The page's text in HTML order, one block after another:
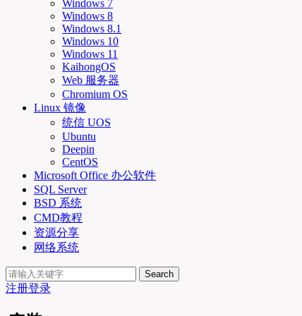
Windows 7
Windows 8
Windows 8.1
Windows 10
Windows 11
KaihongOS
Web 服务器
Chromium OS
Linux 镜像
统信 UOS
Ubuntu
Deepin
CentOS
Microsoft Office 办公软件
SQL Server
BSD 系统
CMD教程
资源分享
网络系统
Search
注册登录